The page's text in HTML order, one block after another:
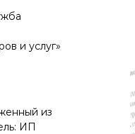
и услуг»
из
ИП